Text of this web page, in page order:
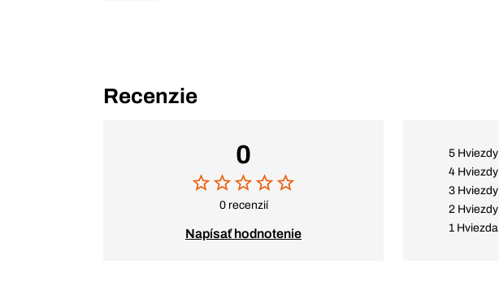
Recenzie
0
0 recenzií
Napísať hodnotenie
5 Hviezdy
4 Hviezdy
3 Hviezdy
2 Hviezdy
1 Hviezda